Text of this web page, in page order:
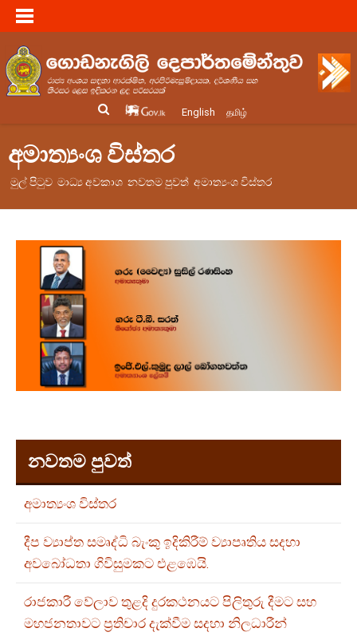
English தமிழ்
අමාත්‍යංශ විස්තර
මුල් පිටුව මාධ්‍ය අවකාශ නවතම පුවත් අමාත්‍යංශ විස්තර
නවතම පුවත්
අමාත්‍යංශ විස්තර
දීප ව්‍යාප්ත සමෘද්ධි බැංකු ඉදිකිරීම් ව්‍යාපෘතිය සදහා
අවබෝධතා ගිවිසුමකට එළඹෙයි.
රාජකාරී වේලාව තුළදි දුරකථනයට පිලිතුරු දීමට සහ
මහජනතාවට ප්‍රතිචාර දැක්වීම සදහා නිලධාරීන්